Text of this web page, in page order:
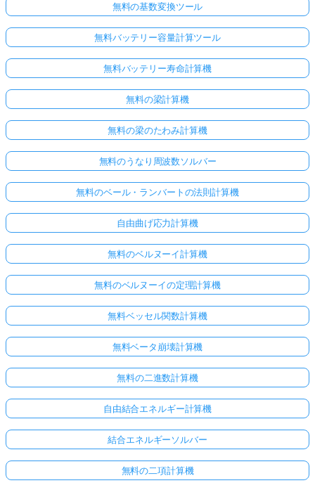
だ
問
無料の基数変換ツール
無料バッテリー容量計算ツール
無料バッテリー寿命計算機
無料の梁計算機
無料の梁のたわみ計算機
無料のうなり周波数ソルバー
無料のベール・ランバートの法則計算機
自由曲げ応力計算機
無料のベルヌーイ計算機
無料のベルヌーイの定理計算機
無料ベッセル関数計算機
無料ベータ崩壊計算機
無料の二進数計算機
自由結合エネルギー計算機
結合エネルギーソルバー
無料の二項計算機